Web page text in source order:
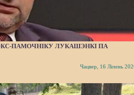
ПАМОЧНІКУ ЛУКАШЭНКІ ПА
Чацвер, 16 Ліпень